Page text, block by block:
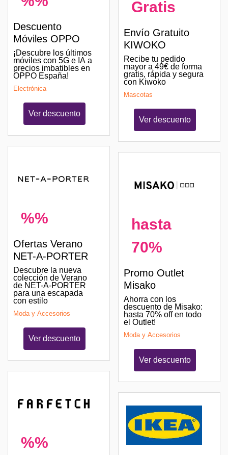
Descuento
Móviles OPPO
¡Descubre los últimos
móviles con 5G e IA a
precios imbatibles en
OPPO España!
Electrónica
Ver descuento
%%
Ofertas Verano
NET-A-PORTER
Descubre la nueva
colección de Verano
de NET-A-PORTER
para una escapada
con estilo
Moda y Accesorios
Ver descuento
%%
Gratis
Envío Gratuito
KIWOKO
Recibe tu pedido
mayor a 49€ de forma
gratis, rápida y segura
con Kiwoko
Mascotas
Ver descuento
hasta
70%
Promo Outlet
Misako
Ahorra con los
descuento de Misako:
hasta 70% off en todo
el Outlet!
Moda y Accesorios
Ver descuento